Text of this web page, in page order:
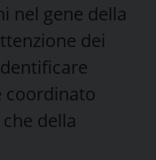
nel gene della
dei
coordinato
della